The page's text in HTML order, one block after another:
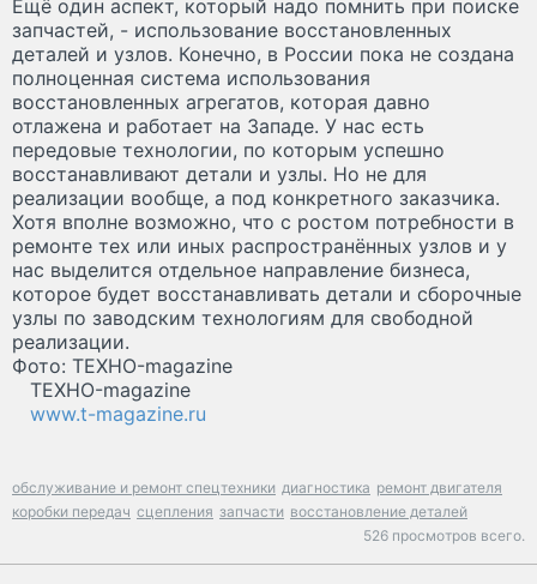
Ещё один аспект, который надо помнить при поиске
запчастей, - использование восстановленных
деталей и узлов. Конечно, в России пока не создана
полноценная система использования
восстановленных агрегатов, которая давно
отлажена и работает на Западе. У нас есть
передовые технологии, по которым успешно
восстанавливают детали и узлы. Но не для
реализации вообще, а под конкретного заказчика.
Хотя вполне возможно, что с ростом потребности в
ремонте тех или иных распространённых узлов и у
нас выделится отдельное направление бизнеса,
которое будет восстанавливать детали и сборочные
узлы по заводским технологиям для свободной
реализации.
Фото: ТЕХНО-magazine
ТЕХНО-magazine
www.t-magazine.ru
обслуживание и ремонт спецтехники диагностика ремонт двигателя
коробки передач сцепления запчасти восстановление деталей
526 просмотров всего.